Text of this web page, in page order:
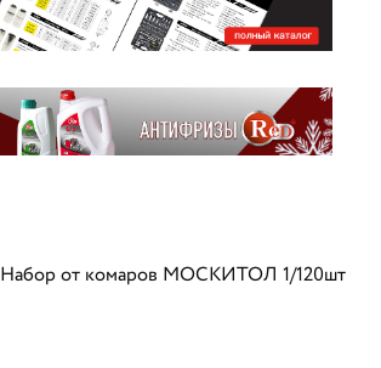
Набор от комаров МОСКИТОЛ 1/120шт